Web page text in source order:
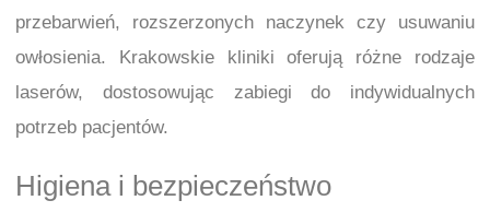
przebarwień, rozszerzonych naczynek czy usuwaniu
owłosienia. Krakowskie kliniki oferują różne rodzaje
laserów, dostosowując zabiegi do indywidualnych
potrzeb pacjentów.
Higiena i bezpieczeństwo